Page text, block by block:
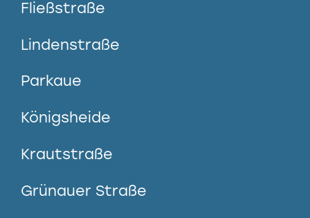
Fließstraße
Lindenstraße
Parkaue
Königsheide
Krautstraße
Grünauer Straße